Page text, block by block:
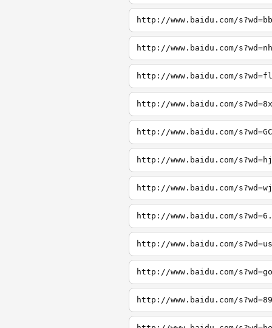
http://www.baidu.com/
http://www.baidu.com/
http://www.baidu.com/
http://www.baidu.com/
http://www.baidu.com/
http://www.baidu.com/
http://www.baidu.com/
http://www.baidu.com/
http://www.baidu.com/
http://www.baidu.com/
http://www.baidu.com/